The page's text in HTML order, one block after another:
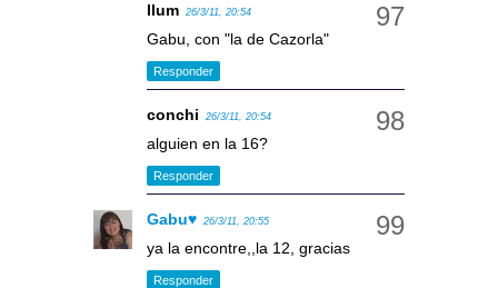
llum 26/3/11, 20:54
Gabu, con "la de Cazorla"
Responder
conchi 26/3/11, 20:54
alguien en la 16?
Responder
Gabu♥ 26/3/11, 20:55
ya la encontre,,la 12, gracias
Responder